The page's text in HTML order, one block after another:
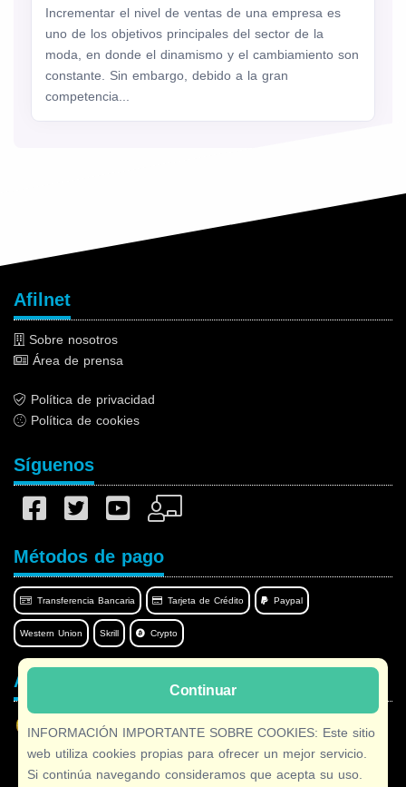
Incrementar el nivel de ventas de una empresa es
uno de los objetivos principales del sector de la
moda, en donde el dinamismo y el cambiamiento son
constante. Sin embargo, debido a la gran
competencia...
Continuar
INFORMACIÓN IMPORTANTE SOBRE COOKIES: Este sitio
web utiliza cookies propias para ofrecer un mejor servicio.
Si continúa navegando consideramos que acepta su uso.
Afilnet
Sobre nosotros
Área de prensa
Política de privacidad
Política de cookies
Síguenos
Métodos de pago
Transferencia Bancaria Tarjeta de Crédito Paypal
Western Union Skrill Crypto
Afilnet en su idioma
Copyright © 2026 Afilnet· Todos los derechos Reservados